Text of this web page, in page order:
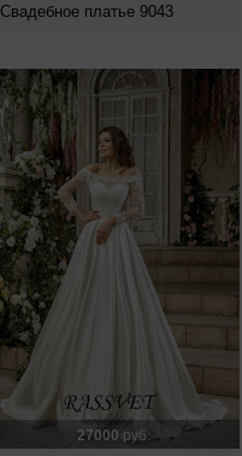
Свадебное платье 9043
27000 руб.